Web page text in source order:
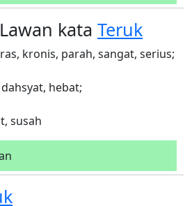
kata Teruk
kronis, parah, sangat, serius;
hebat;
susah